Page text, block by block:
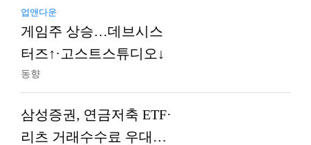
업앤다운
게임주 상승…데브시스
터즈↑·고스트스튜디오↓
동향
삼성증권, 연금저축 ETF·
리츠 거래수수료 우대…